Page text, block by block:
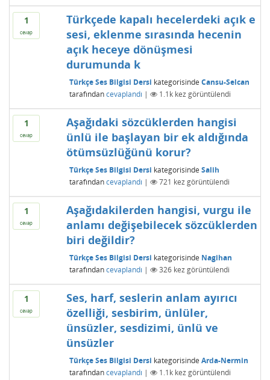
1
cevap
Türkçede kapalı hecelerdeki açık e
sesi, eklenme sırasında hecenin
açık heceye dönüşmesi
durumunda k
Türkçe Ses Bilgisi Dersi kategorisinde Cansu-Selcan
tarafından cevaplandı | 1.1kkez görüntülendi
1
cevap
Aşağıdaki sözcüklerden hangisi
ünlü ile başlayan bir ek aldığında
ötümsüzlüğünü korur?
Türkçe Ses Bilgisi Dersi kategorisinde Salih
tarafından cevaplandı | 721 kez görüntülendi
1
cevap
Aşağıdakilerden hangisi, vurgu ile
anlamı değişebilecek sözcüklerden
biri değildir?
Türkçe Ses Bilgisi Dersi kategorisinde Nagihan
tarafından cevaplandı | 326kez görüntülendi
1
cevap
Ses, harf, seslerin anlam ayırıcı
özelliği, sesbirim, ünlüler,
ünsüzler, sesdizimi, ünlü ve
ünsüzler
Türkçe Ses Bilgisi Dersi kategorisinde Arda-Nermin
tarafından cevaplandı | 1.1kkez görüntülendi